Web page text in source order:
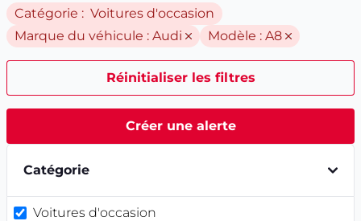
Catégorie : Voitures d'occasion
Marque du véhicule : Audi Modèle : A8
Réinitialiser les filtres
Créer une alerte
Catégorie
Voitures d'occasion